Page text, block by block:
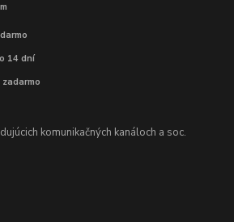
14 dní
komunikačných kanáloch a soc.